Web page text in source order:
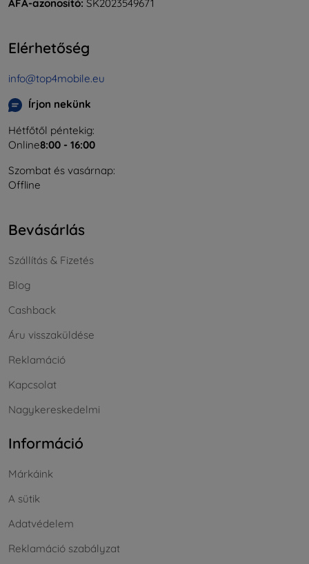
ÁFA-azonosító: SK2023549671
Elérhetőség
info@top4mobile.eu
Írjon nekünk
Hétfőtől péntekig:
Online8:00 - 16:00
Szombat és vasárnap:
Offline
Bevásárlás
Szállítás & Fizetés
Blog
Cashback
Áru visszaküldése
Reklamáció
Kapcsolat
Nagykereskedelmi
Információ
Márkáink
A sütik
Adatvédelem
Reklamáció szabályzat